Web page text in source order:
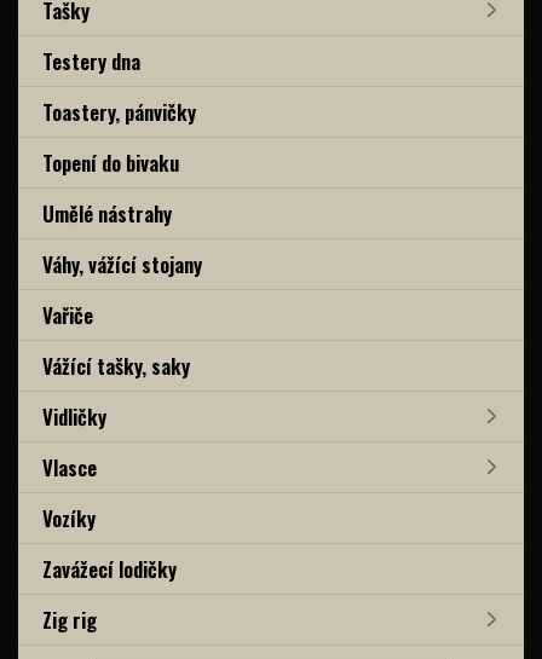
Tašky
Testery dna
Toastery, pánvičky
Topení do bivaku
Umělé nástrahy
Váhy, vážící stojany
Vařiče
Vážící tašky, saky
Vidličky
Vlasce
Vozíky
Zavážecí lodičky
Zig rig